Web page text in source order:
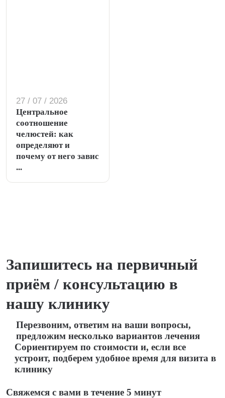
27 / 07 / 2026
Центральное
соотношение
челюстей: как
определяют и
почему от него завис
...
Запишитесь на первичный
приём / консультацию в
нашу клинику
Перезвоним, ответим на ваши вопросы,
предложим несколько вариантов лечения
Сориентируем по стоимости и, если все
устроит, подберем удобное время для визита в
клинику
Свяжемся с вами в течение 5 минут